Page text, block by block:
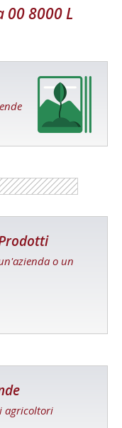
00 8000 L
o un
agricoltori